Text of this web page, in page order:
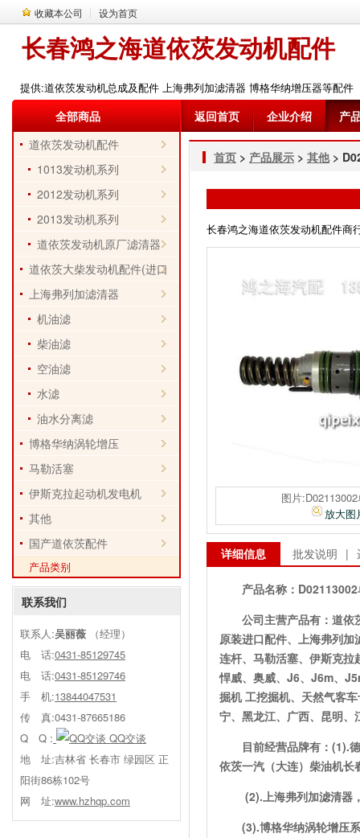
收藏本公司 设为首页
长春鸿之海道依茨发动机配件
提供:道依茨发动机总成及配件 上海弗列加滤清器 博格华纳增压器等配件
全部商品 返回首页 企业介绍
产
道依茨发动机配件
1013发动机系列
2012发动机系列
2013发动机系列
道依茨发动机原厂滤清器
道依茨大柴发动机配件(进口
件)
上海弗列加滤清器
机油滤
柴油滤
空油滤
水滤
油水分离滤
博格华纳涡轮增压
马勒活塞
伊斯克拉起动机发电机
其他
国产道依茨配件
产品类别
联系我们
联系人:吴丽薇 （经理）
电 话:0431-85129745
电 话:0431-85129746
手 机:13844047531
传 真:0431-87665186
Q Q :
QQ交谈
地 址:吉林省 长春市 绿园区 正
阳街86栋102号
网 址:www.hzhqp.com
首页 > 产品展示 > 其他>
长春鸿之海道依茨发动机配件
图片
放大图
详细信息 批发说明 |
产品名称：
公司主营产品有：道依
原装进口配件、上海弗列
连杆、马勒活塞、伊斯克
悍威、奥威、J6、J6m、
掘机 工挖掘机、天然气客
宁、黑龙江、广西、昆明、
目前经营品牌有：(1).
依茨一汽（大连）柴油机
(2).上海弗列加滤清器
(3).博格华纳涡轮增压